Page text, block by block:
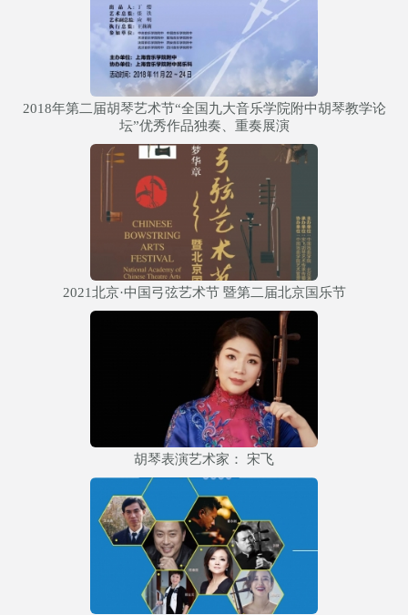
2018年第二届胡琴艺术节“全国九大音乐学院附中胡琴教学论
坛”优秀作品独奏、重奏展演
2021北京·中国弓弦艺术节 暨第二届北京国乐节
胡琴表演艺术家： 宋飞